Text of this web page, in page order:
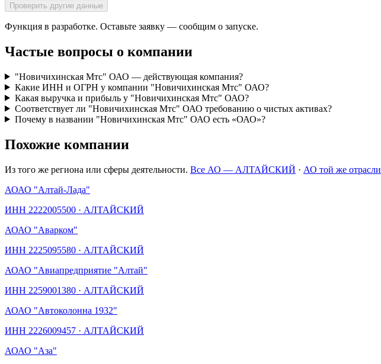
Проверить другие данные
Функция в разработке. Оставьте заявку — сообщим о запуске.
Частые вопросы о компании
"Новичихинская Мтс" ОАО — действующая компания?
Какие ИНН и ОГРН у компании "Новичихинская Мтс" ОАО?
Какая выручка и прибыль у "Новичихинская Мтс" ОАО?
Соответствует ли "Новичихинская Мтс" ОАО требованию о чистых активах?
Почему в названии "Новичихинская Мтс" ОАО есть «ОАО»?
Похожие компании
Из того же региона или сферы деятельности. Все АО — АЛТАЙСКИЙ · АО той же отрасли
АОАО "Алтай-Лада"
ИНН 2222005500 · АЛТАЙСКИЙ
АОАО "Аварком"
ИНН 2225095580 · АЛТАЙСКИЙ
АОАО "Авиапредприятие "Алтай"
ИНН 2259001380 · АЛТАЙСКИЙ
АОАО "Автоколонна 1932"
ИНН 2226009457 · АЛТАЙСКИЙ
АОАО "Аза"